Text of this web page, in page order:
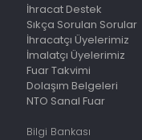
İhracat Destek
Sıkça Sorulan Sorular
İhracatçı Üyelerimiz
İmalatçı Üyelerimiz
Fuar Takvimi
Dolaşım Belgeleri
NTO Sanal Fuar
Bilgi Bankası